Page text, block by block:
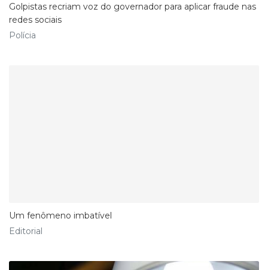
Golpistas recriam voz do governador para aplicar fraude nas
redes sociais
Polícia
Um fenômeno imbatível
Editorial